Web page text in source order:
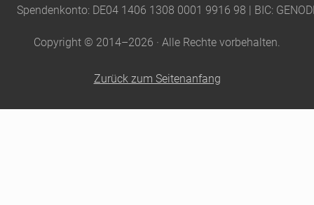
Spendenkonto: DE04 1406 1308 0001 9916 98 | BIC:
Copyright © 2014–2026 · Alle Rechte vorbehalten.
Zurück zum Seitenanfang